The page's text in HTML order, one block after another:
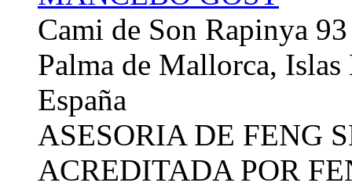
Cami de Son Rapinya 93
Palma de Mallorca, Islas
España
ASESORIA DE FENG
ACREDITADA POR